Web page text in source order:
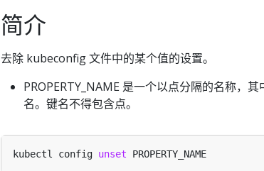
简介
去除 kubeconfig 文件中的某个值的设置。
PROPERTY_NAME 是一个以点分隔的名称，
名。键名不得包含点。
kubectl config unset